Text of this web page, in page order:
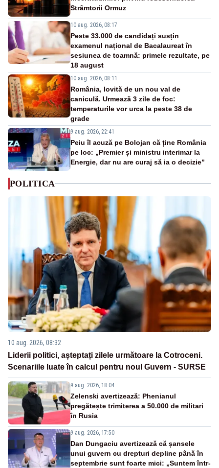
Strâmtorii Ormuz
10 aug. 2026, 08:17
Peste 33.000 de candidați susțin
examenul național de Bacalaureat în
sesiunea de toamnă: primele rezultate, pe
18 august
10 aug. 2026, 08:11
România, lovită de un nou val de
caniculă. Urmează 3 zile de foc:
temperaturile vor urca la peste 38 de
grade
9 aug. 2026, 22:41
Peiu îl acuză pe Bolojan că ține România
pe loc: „Premier și ministru interimar la
Energie, dar nu are curaj să ia o decizie”
POLITICA
10 aug. 2026, 08:32
Liderii politici, așteptați zilele următoare la Cotroceni.
Scenariile luate în calcul pentru noul Guvern - SURSE
9 aug. 2026, 18:04
Zelenski avertizează: Phenianul
pregătește trimiterea a 50.000 de militari
în Rusia
9 aug. 2026, 17:50
Dan Dungaciu avertizează că șansele
unui guvern cu drepturi depline până în
septembrie sunt foarte mici: „Suntem într-